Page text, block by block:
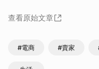
查看原始文章
#電商 #賣家